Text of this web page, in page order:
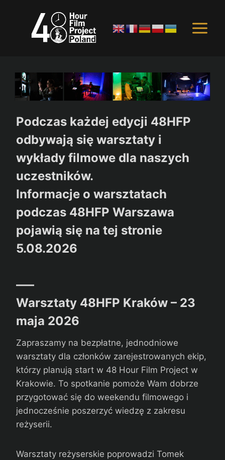
Podczas każdej edycji 48HFP
odbywają się warsztaty i
wykłady filmowe dla naszych
uczestników.
Informacje o warsztatach
podczas 48HFP Warszawa
pojawią się na tej stronie
5.08.2026
—–
Warsztaty 48HFP Kraków – 23
maja 2026
Zapraszamy na bezpłatne, jednodniowe
warsztaty dla członków zarejestrowanych ekip,
którzy planują start w 48 Hour Film Project w
Krakowie. To spotkanie pomoże Wam dobrze
przygotować się do weekendu filmowego i
jednocześnie poszerzyć wiedzę z zakresu
reżyserii.
Warsztaty reżyserskie poprowadzi Tomek